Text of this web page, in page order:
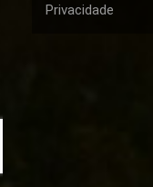
Privacidade